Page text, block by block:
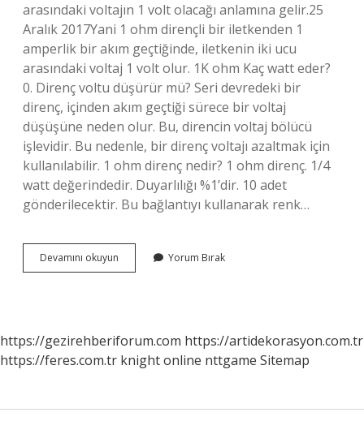
arasındaki voltajın 1 volt olacağı anlamına gelir.25
Aralık 2017Yani 1 ohm dirençli bir iletkenden 1
amperlik bir akım geçtiğinde, iletkenin iki ucu
arasındaki voltaj 1 volt olur. 1K ohm Kaç watt eder?
0. Direnç voltu düşürür mü? Seri devredeki bir
direnç, içinden akım geçtiği sürece bir voltaj
düşüşüne neden olur. Bu, direncin voltaj bölücü
işlevidir. Bu nedenle, bir direnç voltajı azaltmak için
kullanılabilir. 1 ohm direnç nedir? 1 ohm direnç. 1/4
watt değerindedir. Duyarlılığı %1’dir. 10 adet
gönderilecektir. Bu bağlantıyı kullanarak renk…
Devamını okuyun
Ohm
Yorum Bırak
https://gezirehberiforum.com https://artidekorasyon.com.tr
https://feres.com.tr knight online nttgame Sitemap